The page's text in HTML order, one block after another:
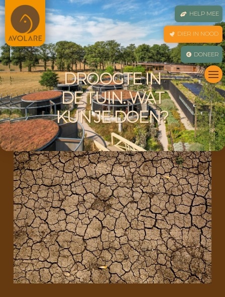
HELP MEE
DIER IN NOOD
DONEER
DROOGTE IN
DE TUIN. WAT
KUN JE DOEN?